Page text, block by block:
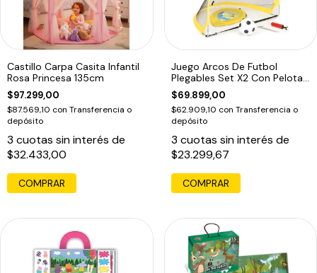
Castillo Carpa Casita Infantil
Rosa Princesa 135cm
$97.299,00
$87.569,10 con Transferencia o
depósito
3 cuotas sin interés de
$32.433,00
COMPRAR
Juego Arcos De Futbol
Plegables Set X2 Con Pelota
120x86cm
$69.899,00
$62.909,10 con Transferencia o
depósito
3 cuotas sin interés de
$23.299,67
COMPRAR